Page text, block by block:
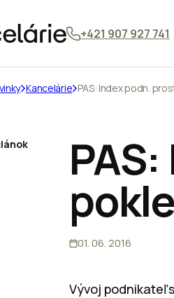
+421 907 927 741
Kancelárie PAS: Index podn.
01. 06. 2016
Vývoj